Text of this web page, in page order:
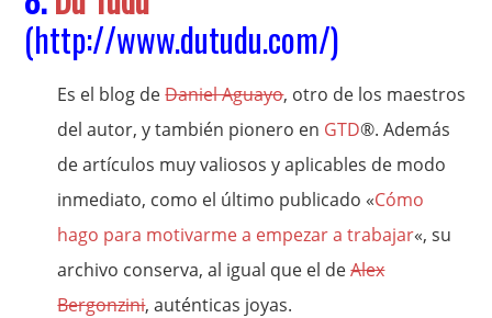
(http://www.dutudu.com/)
Es el blog deDaniel Aguayo, otro de los maestros
del autor, y también pionero en GTD®. Además
de artículos muy valiosos y aplicables de modo
inmediato, como el último publicado «Cómo
hago para motivarme a empezar a trabajar«, su
archivo conserva, al igual que el deAlex
Bergonzini, auténticas joyas.